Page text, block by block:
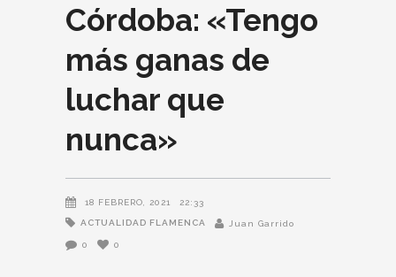
Córdoba: «Tengo
más ganas de
luchar que
nunca»
18 FEBRERO, 2021 22:33
ACTUALIDAD FLAMENCA Juan Garrido
0 0